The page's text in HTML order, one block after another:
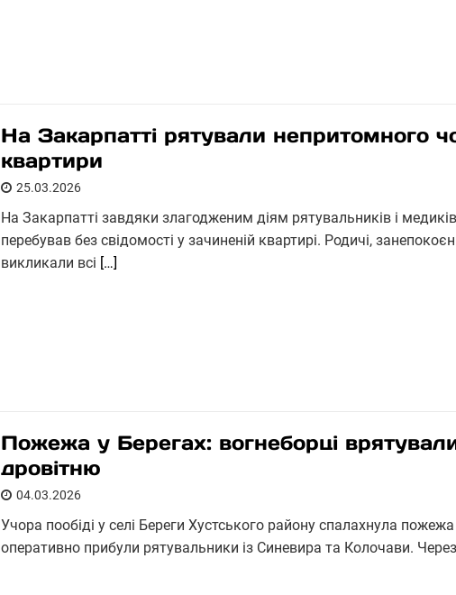
На Закарпатті рятували непритомного
квартири
25.03.2026
На Закарпатті завдяки злагодженим діям рятувальників і
перебував без свідомості у зачиненій квартирі. Родичі,
викликали всі […]
Пожежа у Берегах: вогнеборці
дровітню
04.03.2026
Учора пообіді у селі Береги Хустського району спалахнула
оперативно прибули рятувальники із Синевира та Колочави.